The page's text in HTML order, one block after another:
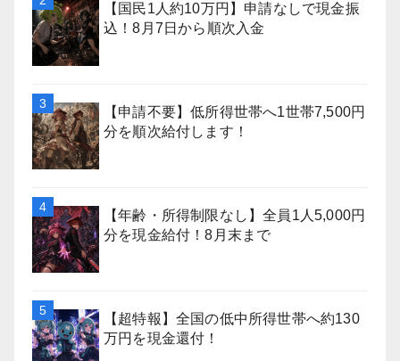
【国民1人約10万円】申請なしで現金振
込！8月7日から順次入金
【申請不要】低所得世帯へ1世帯7,500円
分を順次給付します！
【年齢・所得制限なし】全員1人5,000円
分を現金給付！8月末まで
【超特報】全国の低中所得世帯へ約130
万円を現金還付！